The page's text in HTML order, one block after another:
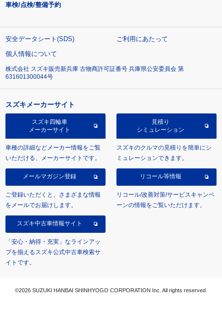
車検/点検/整備予約
安全データシート(SDS)
ご利用にあたって
個人情報について
株式会社 スズキ販売新兵庫 古物商許可証番号 兵庫県公安委員会 第
631601300044号
スズキメーカーサイト
スズキ四輪車
メーカーサイト
車種の詳細などメーカー情報をご覧
いただける、メーカーサイトです。
見積り
シミュレーション
スズキのクルマの見積りを簡単にシ
ミュレーションできます。
メールマガジン登録
ご登録いただくと、さまざまな情報
をメールでお届けします。
リコール等情報
リコール/改善対策/サービスキャンペ
ーンの情報をご覧いただけます。
スズキ中古車情報サイト
「安心・納得・充実」なラインアッ
プを揃えるスズキ公式中古車検索サ
イトです。
©2026 SUZUKI HANBAI SHINHYOGO CORPORATION Inc. All rights reserved.